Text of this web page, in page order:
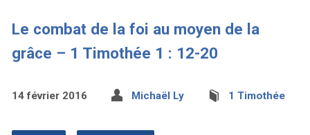
Le combat de la foi au moyen de la
grâce – 1 Timothée 1 : 12-20
14 février 2016 Michaël Ly 1 Timothée